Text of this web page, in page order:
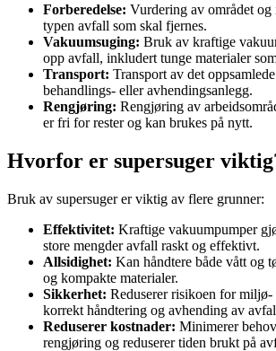
Forberedelse: Vurdering av området
typen avfall som skal fjernes.
Vakuumsuging: Bruk av kraftige
opp avfall, inkludert tunge materialer
Transport: Transport av det
behandlings- eller avhendingsanlegg.
Rengjøring: Rengjøring av
er fri for rester og kan brukes på nytt.
Hvorfor er supersuger
Bruk av supersuger er viktig av flere grunner:
Effektivitet: Kraftige vakuumpumper
store mengder avfall raskt og effektivt.
Allsidighet: Kan håndtere både vått og
og kompakte materialer.
Sikkerhet: Reduserer risikoen for miljø-
korrekt håndtering og avhending av
Reduserer kostnader: Minimerer
rengjøring og reduserer tiden brukt på